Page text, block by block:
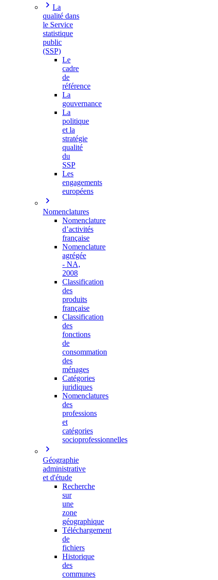
La
qualité dans
le Service
statistique
public
(SSP)
Le
cadre
de
référence
La
gouvernance
La
politique
et la
stratégie
qualité
du
SSP
Les
engagements
européens
Nomenclatures
Nomenclature
d’activités
française
Nomenclature
agrégée
- NA,
2008
Classification
des
produits
française
Classification
des
fonctions
de
consommation
des
ménages
Catégories
juridiques
Nomenclatures
des
professions
et
catégories
socioprofessionnelles
Géographie
administrative
et d'étude
Recherche
sur
une
zone
géographique
Téléchargement
de
fichiers
Historique
des
communes